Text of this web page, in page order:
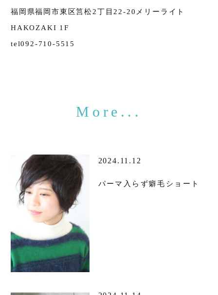
福岡県福岡市東区筥松2丁目22-20メリーライト
HAKOZAKI 1F
tel092-710-5515
2024.11.12
パーマ入らず癖毛ショート